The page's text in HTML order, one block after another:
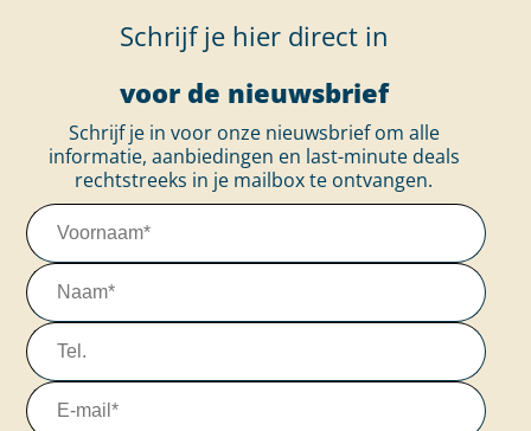
Schrijf je hier direct in
voor de nieuwsbrief
Schrijf je in voor onze nieuwsbrief om alle
informatie, aanbiedingen en last-minute deals
rechtstreeks in je mailbox te ontvangen.